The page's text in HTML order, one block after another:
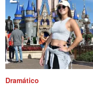
Dramático